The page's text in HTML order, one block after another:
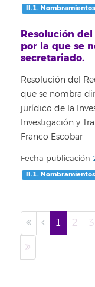
II.1.
Resolución
por la que se
secretariado.
Resolución del
que se nombra
jurídico de la
Investigación y
Franco Escobar
Fecha publicación
II.1.
1 2 3